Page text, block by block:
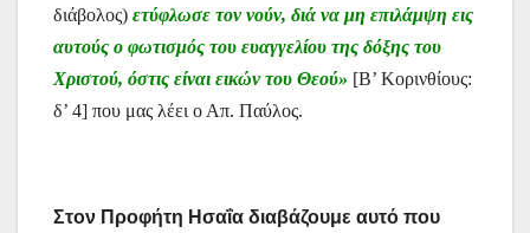
διάβολος) ετύφλωσε τον νούν, διά να μη επιλάμψη εις
αυτούς ο φωτισμός του ευαγγελίου της δόξης του
Χριστού, όστις είναι εικών του Θεού» [Β’ Κορινθίους:
δ’ 4] που μας λέει ο Απ. Παύλος.
Στον Προφήτη Ησαΐα διαβάζουμε αυτό που